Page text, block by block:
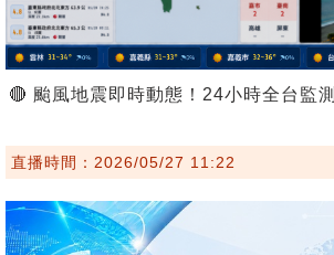
🔴 颱風地震即時動態！24小時全台監測
直播時間：2026/05/27 11:22